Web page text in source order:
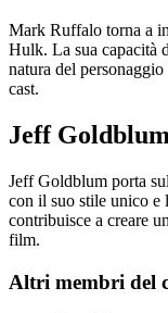
Mark Ruffalo torna a
Hulk. La sua capacità
natura del
cast.
Jeff
Jeff Goldblum porta
con il suo stile unico e
contribuisce a creare
film.
Altri membri del